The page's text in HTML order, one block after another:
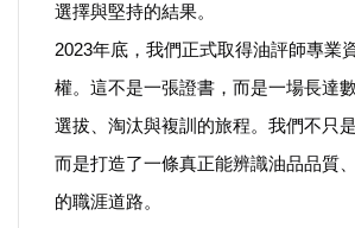
兩岸/大陸
寵物/動保
選擇與堅持的結果。
2023年底，我們正式取得油評師專業
權。這不是一張證書，而是一場長達
選拔、淘汰與複訓的旅程。我們不只
而是打造了一條真正能辨識油品品質
的職涯道路。